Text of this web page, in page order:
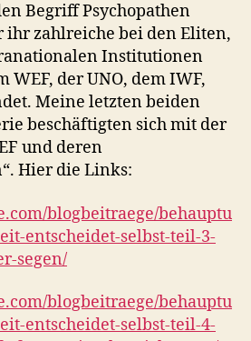
Begriff Psychopathen
zahlreiche bei den Eliten,
Institutionen
WEF, der UNO, dem IWF,
Meine letzten beiden
beschäftigten sich mit der
und deren
Hier die Links:
blogbeitraege/behauptu
entscheidet-selbst-teil-3-
segen/
blogbeitraege/behauptu
entscheidet-selbst-teil-4-